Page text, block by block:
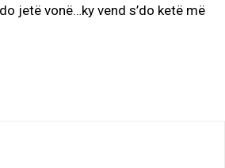
jetë vonë…ky vend s’do ketë më